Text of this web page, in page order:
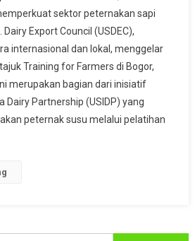
Dairy
Partnership
Berdayakan
Peternak
Sapi
Perah
Untuk
sektor peternakan sapi
Export Council (USDEC),
internasional dan lokal, menggelar
Training for Farmers di Bogor,
merupakan bagian dari inisiatif
Dairy Partnership (USIDP) yang
peternak susu melalui pelatihan